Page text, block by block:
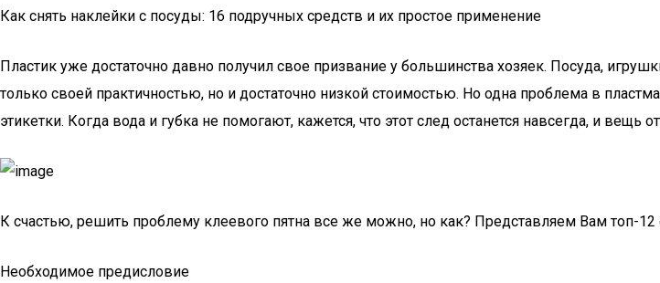
Как снять наклейки с посуды: 16 подручных средств и их простое применение
Пластик уже достаточно давно получил свое призвание у большинства хозяек. Посуда,
только своей практичностью, но и достаточно низкой стоимостью. Но одна проблема в
этикетки. Когда вода и губка не помогают, кажется, что этот след останется навсегда, и вещь
К счастью, решить проблему клеевого пятна все же можно, но как? Представляем Вам топ-12
Необходимое предисловие